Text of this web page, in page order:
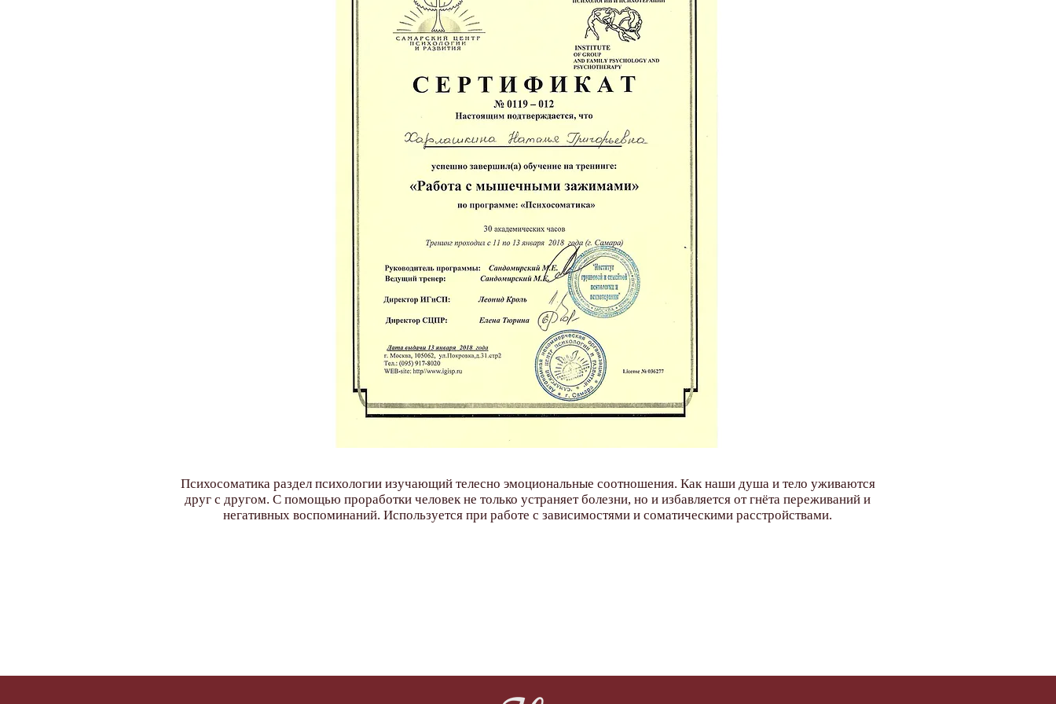
Психосоматика раздел психологии изучающий телесно эмоциональные соотношения. Как наши душа и тело уживаются
друг с другом. С помощью проработки человек не только устраняет болезни, но и избавляется от гнёта переживаний и
негативных воспоминаний. Используется при работе с зависимостями и соматическими расстройствами.